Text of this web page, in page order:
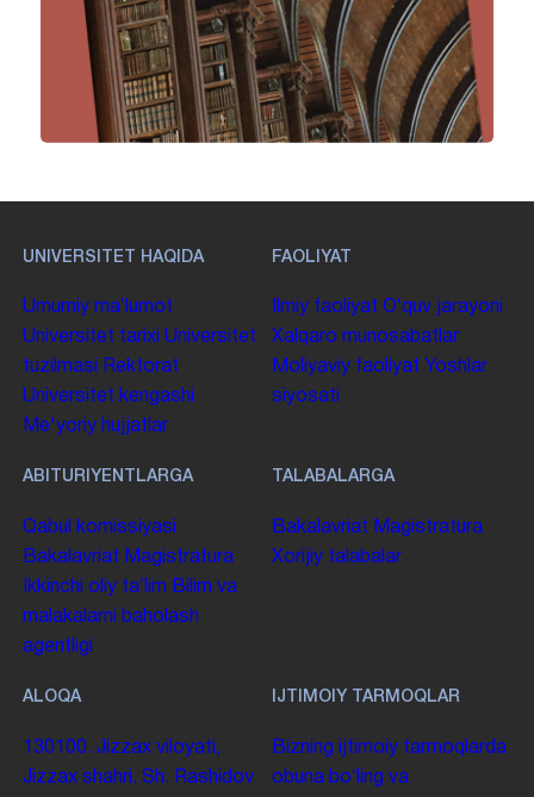
UNIVERSITET HAQIDA
Umumiy maʼlumot
Universitet tarixi Universitet
tuzilmasi
Rektorat
Universitet kengashi
Me'yoriy hujjatlar
FAOLIYAT
Ilmiy faoliyat Oʻquv jarayoni
Xalqaro munosabatlar
Moliyaviy faoliyat Yoshlar
siyosati
ABITURIYENTLARGA
Qabul komissiyasi
Bakalavriat Magistratura
Ikkinchi oliy taʼlim Bilim va
malakalarni baholash
agentligi
TALABALARGA
Bakalavriat Magistratura
Xorijiy talabalar
ALOQA
130100. Jizzax viloyati,
Jizzax shahri, Sh. Rashidov
IJTIMOIY TARMOQLAR
Bizning ijtimoiy tarmoqlarda
obuna boʻling va